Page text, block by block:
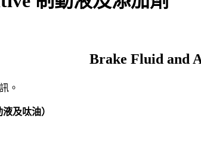
Brake Fluid and
。
及呔油）